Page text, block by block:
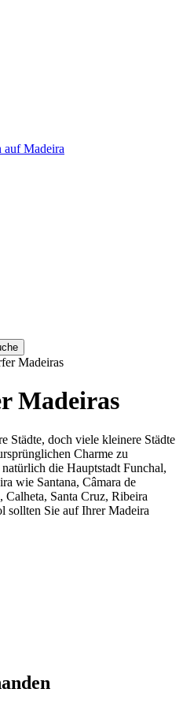
auf Madeira
Madeiras
Madeiras
Städte, doch viele kleinere Städte
Charme zu
die Hauptstadt Funchal,
wie Santana, Câmara de
Santa Cruz, Ribeira
sollten Sie auf Ihrer Madeira